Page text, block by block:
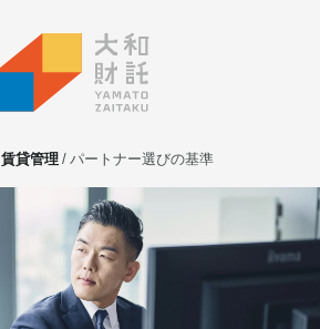
⼟地活⽤
賃貸管理 パートナー選びの基準